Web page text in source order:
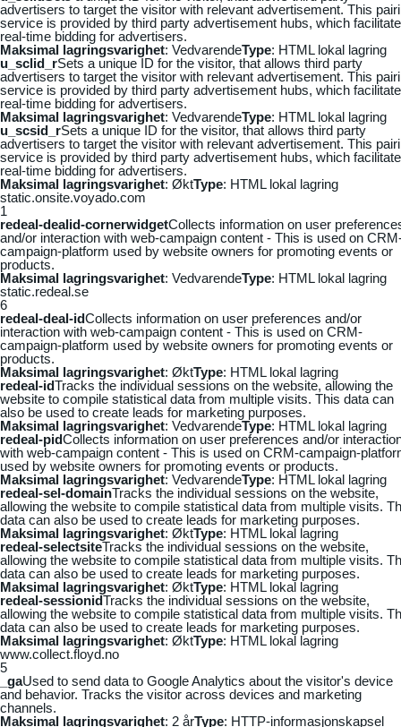
advertisers to target the visitor with relevant advertisement. This
service is provided by third party advertisement hubs, which
real-time bidding for advertisers.
Maksimal lagringsvarighet: VedvarendeType: HTML lokal lagring
u_sclid_rSets a unique ID for the visitor, that allows third party
advertisers to target the visitor with relevant advertisement. This
service is provided by third party advertisement hubs, which
real-time bidding for advertisers.
Maksimal lagringsvarighet: VedvarendeType: HTML lokal lagring
u_scsid_rSets a unique ID for the visitor, that allows third party
advertisers to target the visitor with relevant advertisement. This
service is provided by third party advertisement hubs, which
real-time bidding for advertisers.
Maksimal lagringsvarighet: ØktType: HTML lokal lagring
static.onsite.voyado.com
1
redeal-dealid-cornerwidgetCollects information on user
and/or interaction with web-campaign content - This is used on
campaign-platform used by website owners for promoting events or
products.
Maksimal lagringsvarighet: VedvarendeType: HTML lokal lagring
static.redeal.se
6
redeal-deal-idCollects information on user preferences and/or
interaction with web-campaign content - This is used on CRM-
campaign-platform used by website owners for promoting events or
products.
Maksimal lagringsvarighet: ØktType: HTML lokal lagring
redeal-idTracks the individual sessions on the website, allowing the
website to compile statistical data from multiple visits. This data can
also be used to create leads for marketing purposes.
Maksimal lagringsvarighet: VedvarendeType: HTML lokal lagring
redeal-pidCollects information on user preferences and/or
with web-campaign content - This is used on CRM-campaign-
used by website owners for promoting events or products.
Maksimal lagringsvarighet: VedvarendeType: HTML lokal lagring
redeal-sel-domainTracks the individual sessions on the website,
allowing the website to compile statistical data from multiple visits.
data can also be used to create leads for marketing purposes.
Maksimal lagringsvarighet: ØktType: HTML lokal lagring
redeal-selectsiteTracks the individual sessions on the website,
allowing the website to compile statistical data from multiple visits.
data can also be used to create leads for marketing purposes.
Maksimal lagringsvarighet: ØktType: HTML lokal lagring
redeal-sessionidTracks the individual sessions on the website,
allowing the website to compile statistical data from multiple visits.
data can also be used to create leads for marketing purposes.
Maksimal lagringsvarighet: ØktType: HTML lokal lagring
www.collect.floyd.no
5
_gaUsed to send data to Google Analytics about the visitor's device
and behavior. Tracks the visitor across devices and marketing
channels.
Maksimal lagringsvarighet: 2 årType: HTTP-informasjonskapsel